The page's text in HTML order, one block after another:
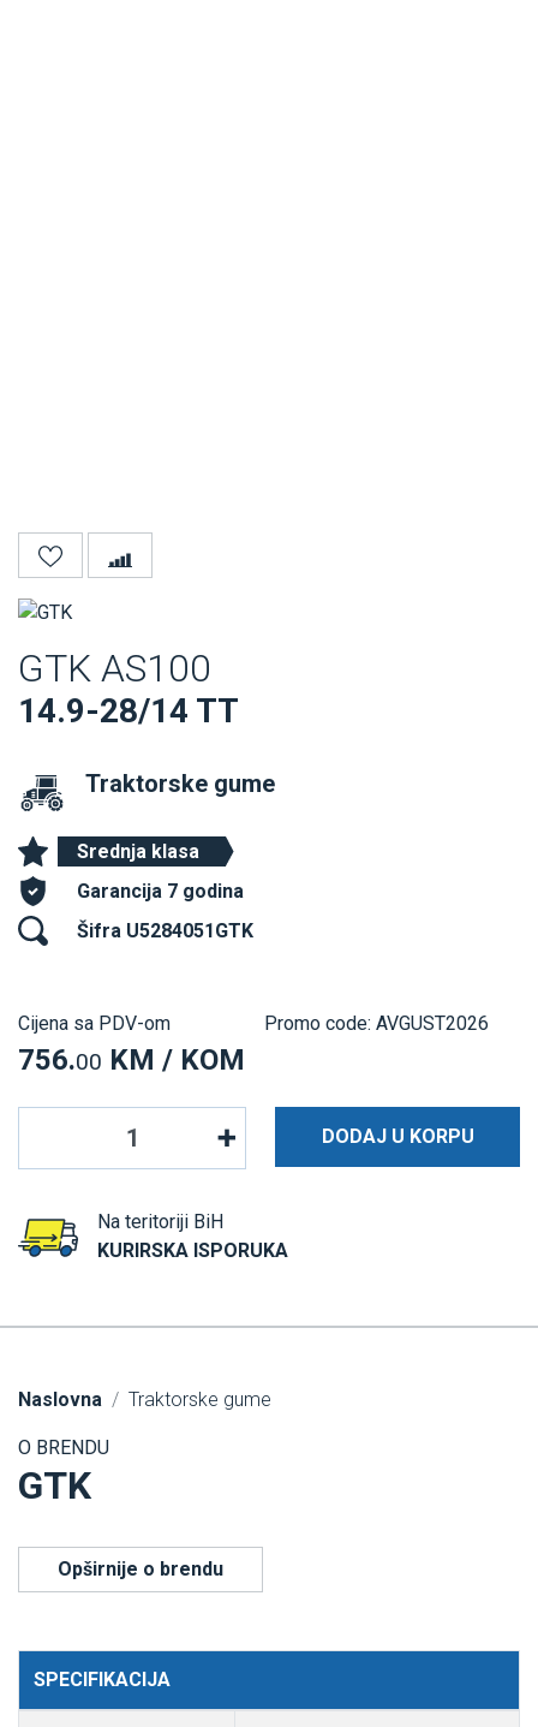
GTK AS100
14.9-28/14 TT
Traktorske gume
Srednja klasa
Garancija 7 godina
Šifra U5284051GTK
Cijena sa PDV-om
756.00 KM / KOM
Promo code: AVGUST2026
DODAJ U KORPU
Na teritoriji BiH
KURIRSKA ISPORUKA
Naslovna Traktorske gume
O BRENDU
GTK
Opširnije o brendu
SPECIFIKACIJA